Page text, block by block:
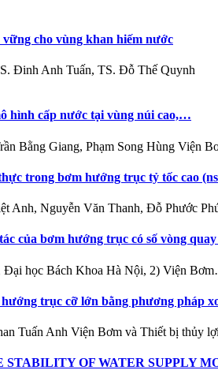
cho vùng khan hiếm nước
Đinh Anh Tuấn, TS. Đỗ Thế Quynh
hình cấp nước tại vùng núi cao,…
Bằng Giang, Phạm Song Hùng Viện
trong bơm hướng trục tỷ tốc cao
Anh, Nguyễn Văn Thanh, Đỗ Phước
của bơm hướng trục có số vòng
học Bách Khoa Hà Nội, 2) Viện
trục cỡ lớn bằng phương pháp
Tuấn Anh Viện Bơm và Thiết bị thủy lợi
OF WATER SUPPLY